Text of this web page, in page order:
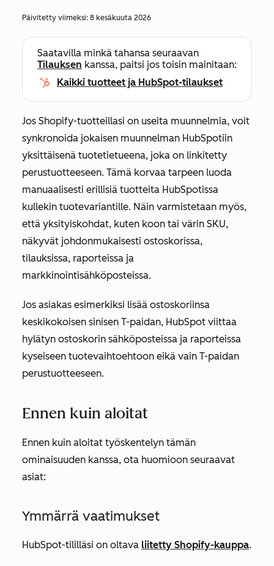
Päivitetty viimeksi: 8 kesäkuuta 2026
Saatavilla minkä tahansa seuraavan
Tilauksen kanssa, paitsi jos toisin mainitaan:
Kaikki tuotteet ja HubSpot-tilaukset
Jos Shopify-tuotteillasi on useita muunnelmia, voit
synkronoida jokaisen muunnelman HubSpotiin
yksittäisenä tuotetietueena, joka on linkitetty
perustuotteeseen. Tämä korvaa tarpeen luoda
manuaalisesti erillisiä tuotteita HubSpotissa
kullekin tuotevariantille. Näin varmistetaan myös,
että yksityiskohdat, kuten koon tai värin SKU,
näkyvät johdonmukaisesti ostoskorissa,
tilauksissa, raporteissa ja
markkinointisähköposteissa.
Jos asiakas esimerkiksi lisää ostoskoriinsa
keskikokoisen sinisen T-paidan, HubSpot viittaa
hylätyn ostoskorin sähköposteissa ja raporteissa
kyseiseen tuotevaihtoehtoon eikä vain T-paidan
perustuotteeseen.
Ennen kuin aloitat
Ennen kuin aloitat työskentelyn tämän
ominaisuuden kanssa, ota huomioon seuraavat
asiat:
Ymmärrä vaatimukset
HubSpot-tililläsi on oltava liitetty Shopify-kauppa.